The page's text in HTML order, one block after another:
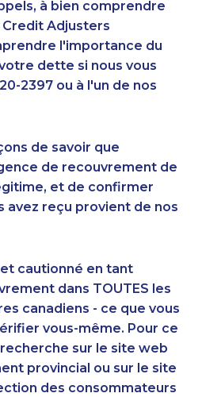
à bien comprendre
Adjusters
l'importance du
dette si nous vous
2397 ou à l'un de nos
de savoir que
de recouvrement de
et de confirmer
avez reçu provient de nos
cautionné en tant
dans TOUTES les
canadiens - ce que vous
vous-même. Pour ce
sur le site web
provincial ou sur le site
des consommateurs